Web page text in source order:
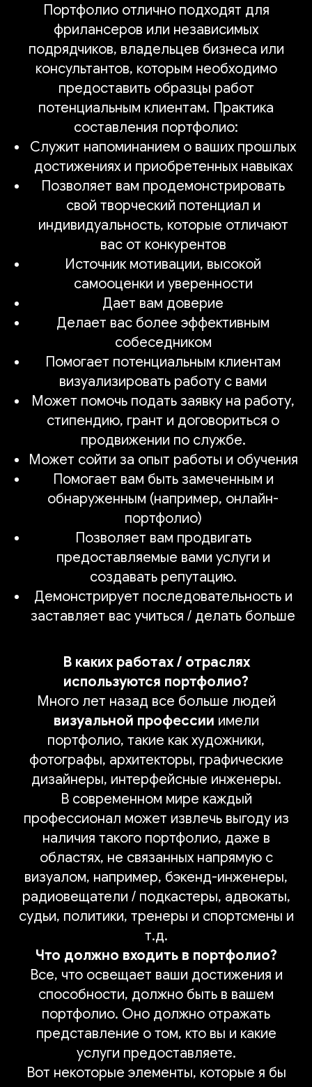
Портфолио отлично подходят для
фрилансеров или независимых
подрядчиков, владельцев бизнеса или
консультантов, которым необходимо
предоставить образцы работ
потенциальным клиентам. Практика
составления портфолио:
Служит напоминанием о ваших прошлых
достижениях и приобретенных навыках
Позволяет вам продемонстрировать
свой творческий потенциал и
индивидуальность, которые отличают
вас от конкурентов
Источник мотивации, высокой
самооценки и уверенности
Дает вам доверие
Делает вас более эффективным
собеседником
Помогает потенциальным клиентам
визуализировать работу с вами
Может помочь подать заявку на работу,
стипендию, грант и договориться о
продвижении по службе.
Может сойти за опыт работы и обучения
Помогает вам быть замеченным и
обнаруженным (например, онлайн-
портфолио)
Позволяет вам продвигать
предоставляемые вами услуги и
создавать репутацию.
Демонстрирует последовательность и
заставляет вас учиться / делать больше
В каких работах / отраслях
используются портфолио?
Много лет назад все больше людей
визуальной профессии имели
портфолио, такие как художники,
фотографы, архитекторы, графические
дизайнеры, интерфейсные инженеры.
В современном мире каждый
профессионал может извлечь выгоду из
наличия такого портфолио, даже в
областях, не связанных напрямую с
визуалом, например, бэкенд-инженеры,
радиовещатели / подкастеры, адвокаты,
судьи, политики, тренеры и спортсмены и
т.д.
Что должно входить в портфолио?
Все, что освещает ваши достижения и
способности, должно быть в вашем
портфолио. Оно должно отражать
представление о том, кто вы и какие
услуги предоставляете.
Вот некоторые элементы, которые я бы